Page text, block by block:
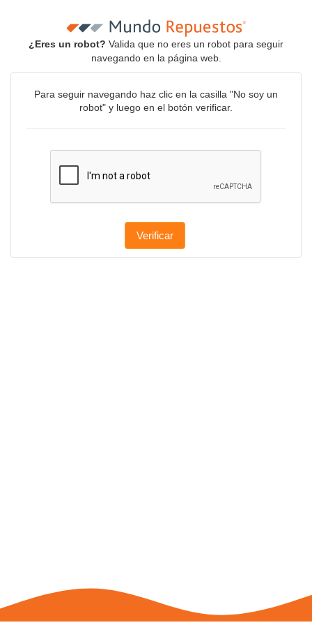
¿Eres un robot? Valida que no eres un robot para seguir
navegando en la página web.
Para seguir navegando haz clic en la casilla "No soy un
robot" y luego en el botón verificar.
Verificar